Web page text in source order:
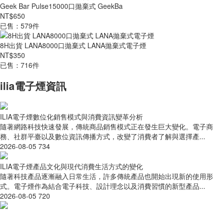
Geek Bar Pulse15000口拋棄式 GeekBa
NT$650
已售：579件
8H出貨 LANA8000口拋棄式 LANA拋棄式電子煙
NT$350
已售：716件
ilia電子煙資訊
ILIA電子煙數位化銷售模式與消費資訊變革分析
隨著網路科技快速發展，傳統商品銷售模式正在發生巨大變化。電子商
務、社群平臺以及數位資訊傳播方式，改變了消費者了解與選擇產...
2026-08-05 734
ILIA電子煙產品文化與現代消費生活方式的變化
隨著科技產品逐漸融入日常生活，許多傳統產品也開始出現新的使用形
式。電子煙作為結合電子科技、設計理念以及消費習慣的新型產品...
2026-08-05 720